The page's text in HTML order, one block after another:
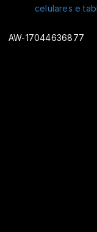
AW-17044636877